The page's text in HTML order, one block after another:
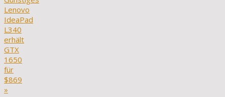
Lenovo
IdeaPad
L340
erhält
GTX
1650
für
$869
»